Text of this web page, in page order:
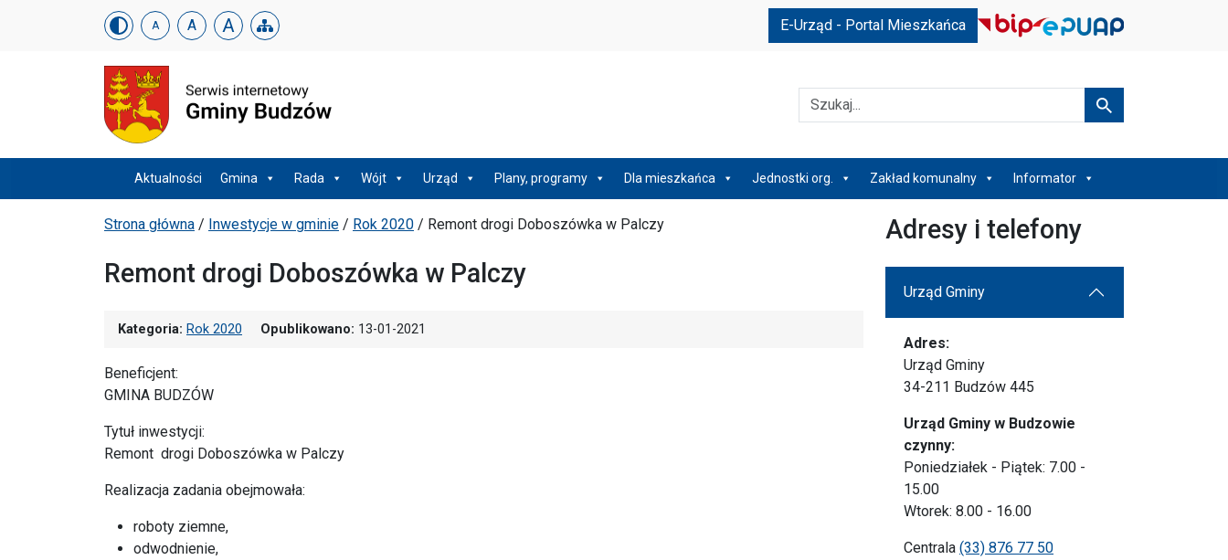
Urząd Gminy w Budzowie
Skip menu A A A E-Urząd - Portal Mieszkańca
Szukaj Szukaj
Menu główneAktualności Gmina Rada Wójt Urząd Plany, programy Dla mieszkańca Jednostki org. Zakład komunalny Informator
Ścieżka powrotu
Strona główna / Inwestycje w gminie / Rok 2020 / Remont drogi Doboszówka w Palczy
Remont drogi Doboszówka w Palczy
Kategoria: Rok 2020 Opublikowano: 13-01-2021
Beneficjent:
GMINA BUDZÓW
Tytuł inwestycji:
Remont drogi Doboszówka w Palczy
Realizacja zadania obejmowała:
roboty ziemne,
odwodnienie,
Adresy i telefony
Urząd Gminy
Adres:
Urząd Gminy
34-211 Budzów 445
Urząd Gminy w Budzowie
czynny:
Poniedziałek - Piątek: 7.00 -
15.00
Wtorek: 8.00 - 16.00
Centrala (33) 876 77 50